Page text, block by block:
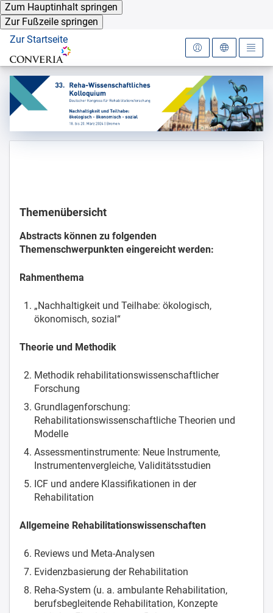
Zum Hauptinhalt springen
Zur Fußzeile springen
Zur Startseite
Startseite Anmeldung
Wissenschaftliches Programm
Ticketgebühren
Kurzbeitrag (Vortrag & Poster)
Innovationswerkstatt
Vortragssession
Meet-the-Experts
Diskussionsforum
Satellitenveranstaltung
Pre-Conference-Workshop
Themenübersicht
Nachwuchsforum & Kongressstipendien
AGB
Anmeldename
Passwort
Themenübersicht
Abstracts können zu folgenden
Themenschwerpunkten eingereicht werden:
Rahmenthema
„Nachhaltigkeit und Teilhabe: ökologisch,
ökonomisch, sozial“
Theorie und Methodik
Methodik rehabilitationswissenschaftlicher
Forschung
Grundlagenforschung:
Rehabilitationswissenschaftliche Theorien und
Modelle
Assessmentinstrumente: Neue Instrumente,
Instrumentenvergleiche, Validitätsstudien
ICF und andere Klassifikationen in der
Rehabilitation
Allgemeine Rehabilitationswissenschaften
Reviews und Meta-Analysen
Evidenzbasierung der Rehabilitation
Reha-System (u. a. ambulante Rehabilitation,
berufsbegleitende Rehabilitation, Konzepte